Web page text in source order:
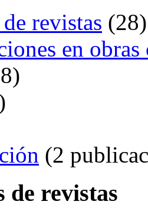
revistas (28)
en
(2
revistas